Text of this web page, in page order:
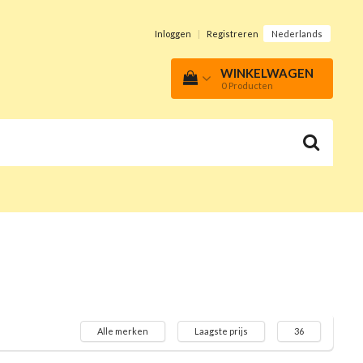
Inloggen | Registreren Nederlands
WINKELWAGEN
0 Producten
Alle merken Laagste prijs 36